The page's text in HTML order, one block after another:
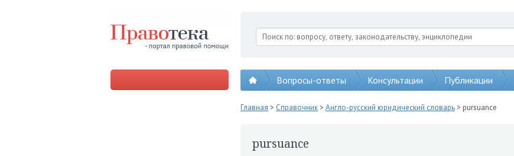
Вопросы-ответы Консультации Публикации
Главная > Справочник> Англо-русский юридический словарь> pursuance
pursuance